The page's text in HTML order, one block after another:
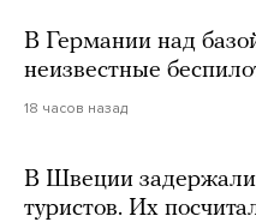
В Германии над
неизвестные
18 часов назад
В Швеции задержали
туристов. Их